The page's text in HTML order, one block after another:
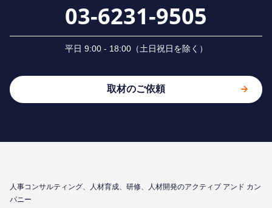
03-6231-9505
平⽇ 9:00 - 18:00（⼟⽇祝⽇を除く）
取材のご依頼
⼈事コンサルティング、⼈材育成、研修、⼈材開発のアクティブ アンド カン
パニー